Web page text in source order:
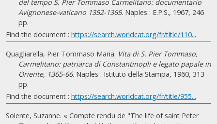
del tempo S. Pier Tommaso Carmelitano: documentario
Avignonese-vaticano 1352-1365. Naples : E.P.S., 1967, 246
pp.
Find the document : https://search.worldcat.org/fr/title/110...
Quagliarella, Pier Tommaso Maria. Vita di S. Pier Tommaso,
Carmelitano: patriarca di Constantinopli e legato papale in
Oriente, 1365-66. Naples : Istituto della Stampa, 1960, 313
pp.
Find the document : https://search.worldcat.org/fr/title/955...
Solente, Suzanne. « Compte rendu de "The life of saint Peter